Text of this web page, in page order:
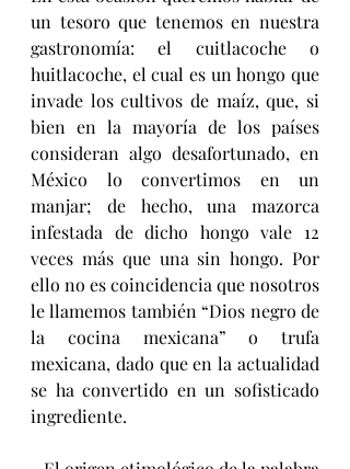
un tesoro que tenemos en nuestra
gastronomía: el cuitlacoche o
huitlacoche, el cual es un hongo que
invade los cultivos de maíz, que, si
bien en la mayoría de los países
consideran algo desafortunado, en
México lo convertimos en un
manjar; de hecho, una mazorca
infestada de dicho hongo vale 12
veces más que una sin hongo. Por
ello no es coincidencia que nosotros
le llamemos también “Dios negro de
la cocina mexicana” o trufa
mexicana, dado que en la actualidad
se ha convertido en un sofisticado
ingrediente.